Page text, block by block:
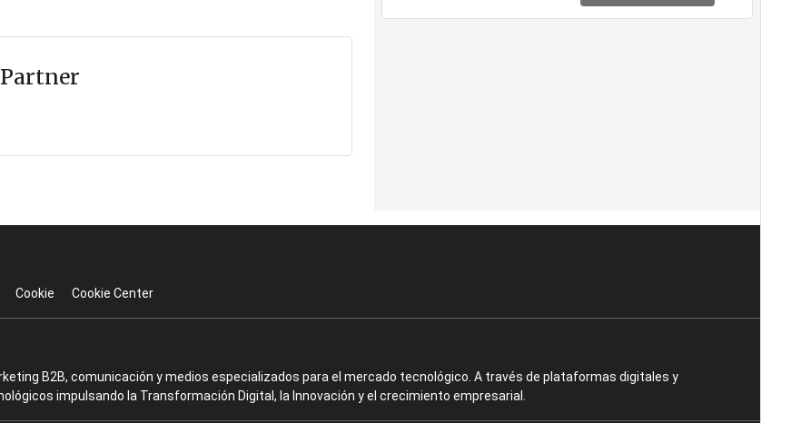
Cookie Cookie Center
B2B, comunicación y medios especializados para el mercado tecnológico. A través de plataformas digitales y
impulsando la Transformación Digital, la Innovación y el crecimiento empresarial.